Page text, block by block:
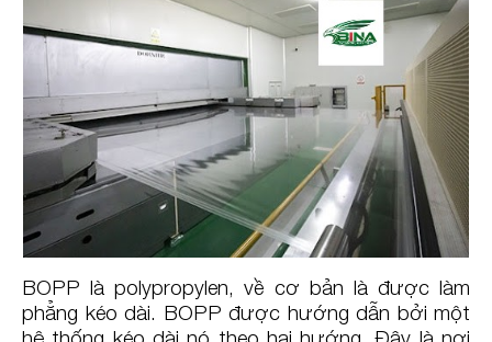
BOPP là polypropylen, về cơ bản là được làm
phẳng kéo dài. BOPP được hướng dẫn bởi một